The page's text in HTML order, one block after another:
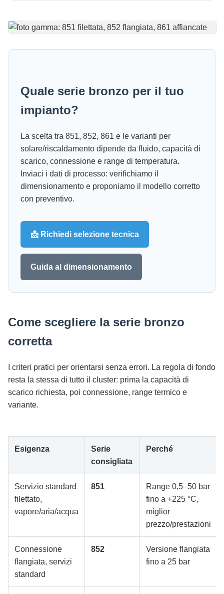
Quale serie bronzo per il tuo
impianto?
La scelta tra 851, 852, 861 e le varianti per
solare/riscaldamento dipende da fluido, capacità di
scarico, connessione e range di temperatura.
Inviaci i dati di processo: verifichiamo il
dimensionamento e proponiamo il modello corretto
con preventivo.
📩 Richiedi selezione tecnica
Guida al dimensionamento
Come scegliere la serie bronzo
corretta
I criteri pratici per orientarsi senza errori. La regola di fondo
resta la stessa di tutto il cluster: prima la capacità di
scarico richiesta, poi connessione, range termico e
variante.
Esigenza
Serie
consigliata
Perché
Servizio standard
filettato,
vapore/aria/acqua
851
Range 0,5–50 bar
fino a +225 °C,
miglior
prezzo/prestazioni
Connessione
flangiata, servizi
standard
852
Versione flangiata
fino a 25 bar